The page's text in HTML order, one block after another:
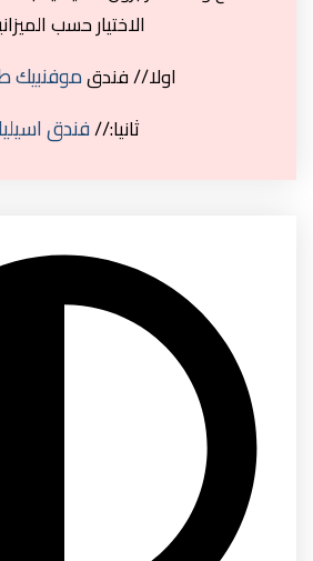
الاختيار حسب
اولا// فندقموفنبيك
ثانيا://فندق اسيليا